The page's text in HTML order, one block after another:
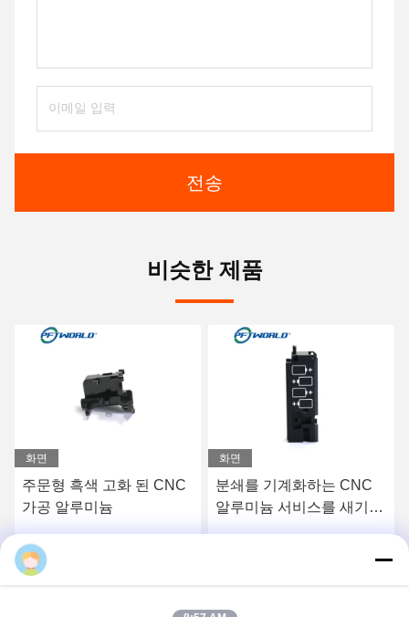
전송
비슷한 제품
화면
주문형 흑색 고화 된 CNC
가공 알루미늄
화면
분쇄를 기계화하는 CNC
알루미늄 서비스를 새기는